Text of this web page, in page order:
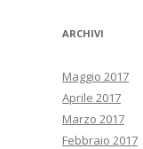
ARCHIVI
Maggio 2017
Aprile 2017
Marzo 2017
Febbraio 2017